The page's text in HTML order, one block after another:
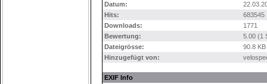
Datum:
Hits:
683545
Downloads:
1771
Bewertung:
5.00 (1
Dateigrösse:
90.8 KB
Hinzugefügt von:
EXIF Info